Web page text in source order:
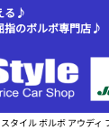
る♪
指のボルボ専門店♪
タイル ボルボ アウデ